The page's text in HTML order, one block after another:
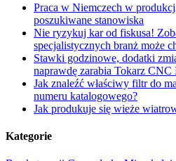
Praca w Niemczech w
poszukiwane stanowiska
Nie ryzykuj kar od fiskusa!
specjalistycznych branż może
Stawki godzinowe, dodatki
naprawdę zarabia Tokarz CNC
Jak znaleźć właściwy filtr do
numeru katalogowego?
Jak produkuje się wieże
Kategorie